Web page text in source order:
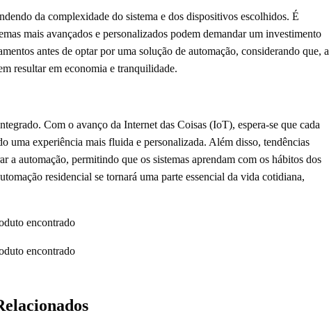
da complexidade do sistema e dos dispositivos escolhidos. É
mais avançados e personalizados podem demandar um investimento
antes de optar por uma solução de automação, considerando que, a
resultar em economia e tranquilidade.
Com o avanço da Internet das Coisas (IoT), espera-se que cada
uma experiência mais fluida e personalizada. Além disso, tendências
automação, permitindo que os sistemas aprendam com os hábitos dos
residencial se tornará uma parte essencial da vida cotidiana,
encontrado
encontrado